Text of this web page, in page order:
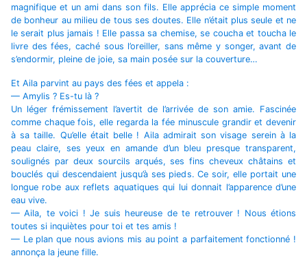
magnifique et un ami dans son fils. Elle apprécia ce simple moment
de bonheur au milieu de tous ses doutes. Elle n’était plus seule et ne
le serait plus jamais ! Elle passa sa chemise, se coucha et toucha le
livre des fées, caché sous l’oreiller, sans même y songer, avant de
s’endormir, pleine de joie, sa main posée sur la couverture…
Et Aila parvint au pays des fées et appela :
— Amylis ? Es-tu là ?
Un léger frémissement l’avertit de l’arrivée de son amie. Fascinée
comme chaque fois, elle regarda la fée minuscule grandir et devenir
à sa taille. Qu’elle était belle ! Aila admirait son visage serein à la
peau claire, ses yeux en amande d’un bleu presque transparent,
soulignés par deux sourcils arqués, ses fins cheveux châtains et
bouclés qui descendaient jusqu’à ses pieds. Ce soir, elle portait une
longue robe aux reflets aquatiques qui lui donnait l’apparence d’une
eau vive.
— Aila, te voici ! Je suis heureuse de te retrouver ! Nous étions
toutes si inquiètes pour toi et tes amis !
— Le plan que nous avions mis au point a parfaitement fonctionné !
annonça la jeune fille.